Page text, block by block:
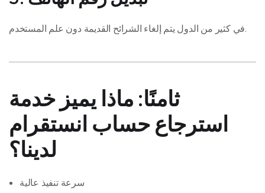
في كثير من الدول يتم إلغاء الشرائح القديمة دون علم المستخدم.
ثامنًا: ماذا يميز خدمة
استرجاع حساب انستقرام
لدينا؟
سرعة تنفيذ عالية